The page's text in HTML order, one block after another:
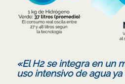
«El H2 se integra en un
uso intensivo de agua